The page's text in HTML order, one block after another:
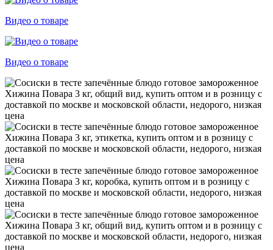
Видео о товаре
Видео о товаре